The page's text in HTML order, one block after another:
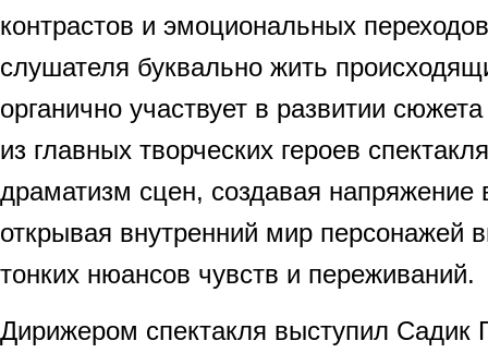
контрастов и эмоциональных
слушателя буквально жить
органично участвует в развитии
из главных творческих героев
драматизм сцен, создавая напряжение
открывая внутренний мир персонажей
тонких нюансов чувств и переживаний.
Дирижером спектакля выступил Садик